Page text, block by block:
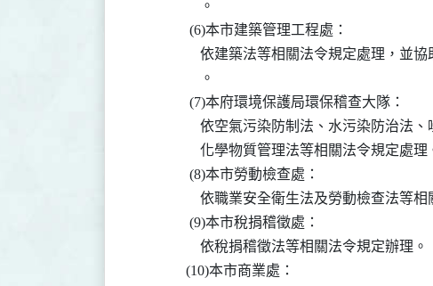
                  。
               (6)本市建築管理工程處：
依建築法等相關法令規定處理
                  。
               (7)本府環境保護局環保稽查大隊：
依空氣污染防制法、水污染防
化學物質管理法等相關法令規定處理
               (8)本市勞動檢查處：
依職業安全衛生法及勞動檢查法等
               (9)本市稅捐稽徵處：
                  依稅捐稽徵法等相關法令規定辦理。
              (10)本市商業處：